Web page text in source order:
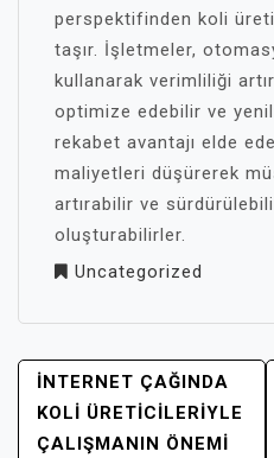
perspektifinden koli
taşır. İşletmeler,
kullanarak verimliliği
optimize edebilir ve
rekabet avantajı elde
maliyetleri düşürerek
artırabilir ve
oluşturabilirler.
Uncategorized
YAZI
GEZINMESI
İNTERNET ÇAĞINDA
KOLI ÜRETICILERIYLE
ÇALIŞMANIN ÖNEMI